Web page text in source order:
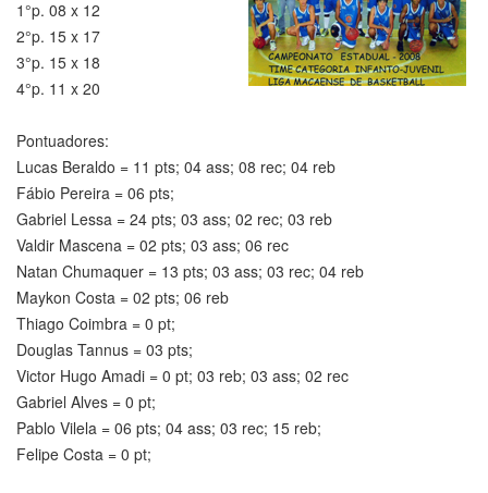
1°p. 08 x 12
2°p. 15 x 17
3°p. 15 x 18
4°p. 11 x 20
Pontuadores:
Lucas Beraldo = 11 pts; 04 ass; 08 rec; 04 reb
Fábio Pereira = 06 pts;
Gabriel Lessa = 24 pts; 03 ass; 02 rec; 03 reb
Valdir Mascena = 02 pts; 03 ass; 06 rec
Natan Chumaquer = 13 pts; 03 ass; 03 rec; 04 reb
Maykon Costa = 02 pts; 06 reb
Thiago Coimbra = 0 pt;
Douglas Tannus = 03 pts;
Victor Hugo Amadi = 0 pt; 03 reb; 03 ass; 02 rec
Gabriel Alves = 0 pt;
Pablo Vilela = 06 pts; 04 ass; 03 rec; 15 reb;
Felipe Costa = 0 pt;